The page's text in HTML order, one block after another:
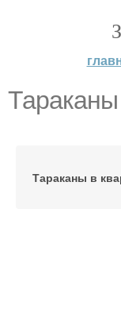
Тараканы
Тараканы в